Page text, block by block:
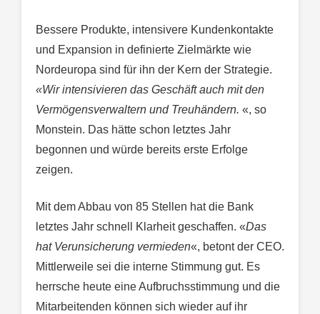
Bessere Produkte, intensivere Kundenkontakte
und Expansion in definierte Zielmärkte wie
Nordeuropa sind für ihn der Kern der Strategie.
«Wir intensivieren das Geschäft auch mit den
Vermögensverwaltern und Treuhändern. «, so
Monstein. Das hätte schon letztes Jahr
begonnen und würde bereits erste Erfolge
zeigen.
Mit dem Abbau von 85 Stellen hat die Bank
letztes Jahr schnell Klarheit geschaffen. «Das
hat Verunsicherung vermieden«, betont der CEO.
Mittlerweile sei die interne Stimmung gut. Es
herrsche heute eine Aufbruchsstimmung und die
Mitarbeitenden können sich wieder auf ihr